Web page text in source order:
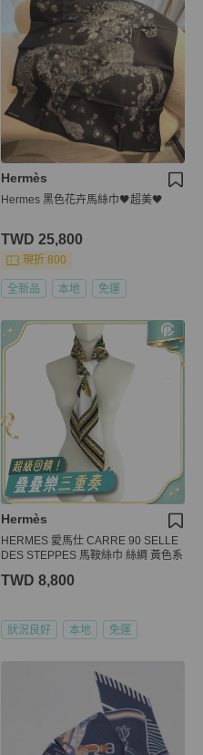
Hermès
Hermes 黑色花卉馬絲巾🖤超美🖤
TWD 25,800
現折 800
全新品 本地 免運
Hermès
HERMES 愛馬仕 CARRE 90 SELLE
DES STEPPES 馬鞍絲巾 絲綢 黃色系
TWD 8,800
狀況良好 本地 免運